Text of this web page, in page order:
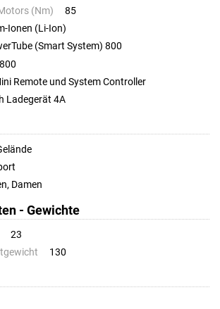
(Nm)
85
Ionen (Li-Ion)
(Smart System) 800
800
Remote und System Controller
Ladegerät 4A
Damen
- Gewichte
23
130